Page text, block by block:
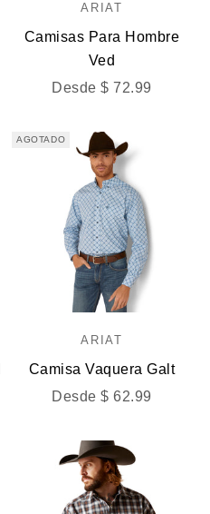
ARIAT
Camisas Para Hombre
Ved
Precio de oferta
Desde $ 72.99
AGOTADO
ARIAT
Camisa Vaquera Galt
Precio de oferta
Desde $ 62.99